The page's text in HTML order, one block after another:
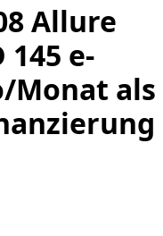
Allure
145 e-
Monat als